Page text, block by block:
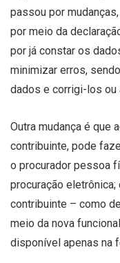
passou por
por meio da
por já constar os
minimizar erros,
dados e corrigi-los ou
Outra mudança é que
contribuinte, pode
o procurador pessoa
procuração
contribuinte – como
meio da nova
disponível apenas na